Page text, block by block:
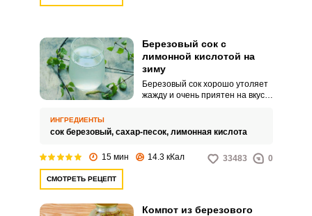
Березовый сок с
лимонной кислотой на
зиму
Березовый сок хорошо утоляет
жажду и очень приятен на вкус.
добавления дополнительных
лимонной кислотой для
страховки и сахара для
ИНГРЕДИЕНТЫ
сок березовый, сахар-песок, лимонная кислота
15 мин 14.3 кКал 33483 0
СМОТРЕТЬ РЕЦЕПТ
Компот из березового